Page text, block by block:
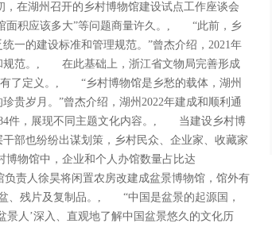
在湖州召开的乡村博物馆建设试点工作座谈会
面积应该多大”等问题商量许久。, “此前，乡
一的建设标准和管理规范。”曾杰介绍，2021年
规范。, 在此基础上，浙江省文物局完善形成
有了定义。, “乡村博物馆是乡愁的载体，湖州
贵岁月。”曾杰介绍，湖州2022年建成和顺利通
件，展现不同主题文化内容。, 当建设乡村博
部也纷纷出谋划策，乡村民众、企业家、收藏家
物馆中，企业和个人办馆数量占比达
责人徐昊将闲置农房改建成盆景博物馆，馆外有
、残片及复制品。, “中国是盆景的起源国，
人’深入、直观地了解中国盆景悠久的文化历